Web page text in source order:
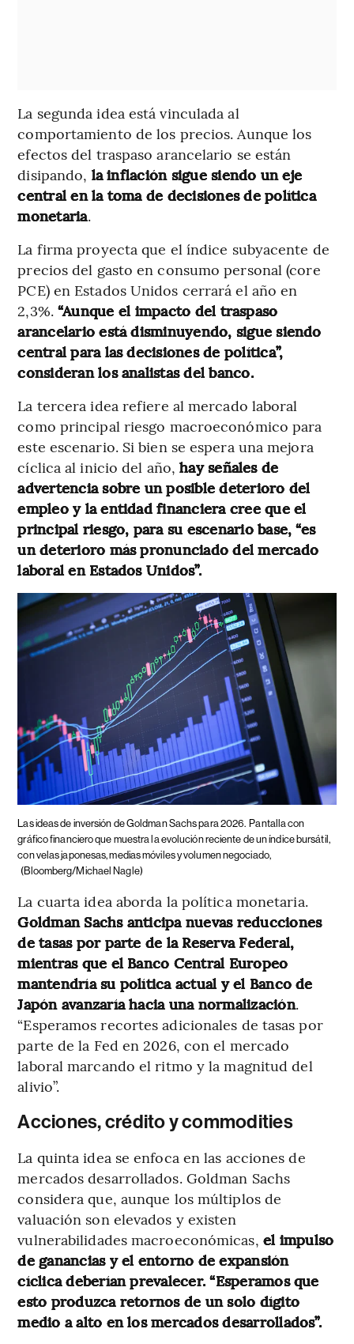
La segunda idea está vinculada al
comportamiento de los precios. Aunque los
efectos del traspaso arancelario se están
disipando, la inflación sigue siendo un eje
central en la toma de decisiones de política
monetaria.
La firma proyecta que el índice subyacente de
precios del gasto en consumo personal (core
PCE) en Estados Unidos cerrará el año en
2,3%. “Aunque el impacto del traspaso
arancelario está disminuyendo, sigue siendo
central para las decisiones de política”,
consideran los analistas del banco.
La tercera idea refiere al mercado laboral
como principal riesgo macroeconómico para
este escenario. Si bien se espera una mejora
cíclica al inicio del año,hay señales de
advertencia sobre un posible deterioro del
empleo y la entidad financiera cree que el
principal riesgo, para su escenario base, “es
un deterioro más pronunciado del mercado
laboral en Estados Unidos”.
Las ideas de inversión de Goldman Sachs para 2026. Pantalla con
gráfico financiero que muestra la evolución reciente de un índice bursátil,
con velas japonesas, medias móviles y volumen negociado,
(Bloomberg/Michael Nagle)
La cuarta idea aborda la política monetaria.
Goldman Sachs anticipa nuevas reducciones
de tasas por parte de la Reserva Federal,
mientras que el Banco Central Europeo
mantendría su política actual y el Banco de
Japón avanzaría hacia una normalización.
“Esperamos recortes adicionales de tasas por
parte de la Fed en 2026, con el mercado
laboral marcando el ritmo y la magnitud del
alivio”.
Acciones, crédito y commodities
La quinta idea se enfoca en las acciones de
mercados desarrollados. Goldman Sachs
considera que, aunque los múltiplos de
valuación son elevados y existen
vulnerabilidades macroeconómicas, el impulso
de ganancias y el entorno de expansión
cíclica deberían prevalecer. “Esperamos que
esto produzca retornos de un solo dígito
medio a alto en los mercados desarrollados”.